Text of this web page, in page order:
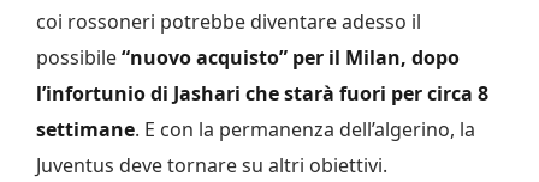
coi rossoneri potrebbe diventare adesso il
possibile“nuovo acquisto” per il Milan, dopo
l’infortunio di Jashari che starà fuori per circa 8
settimane. E con la permanenza dell’algerino, la
Juventus deve tornare su altri obiettivi.